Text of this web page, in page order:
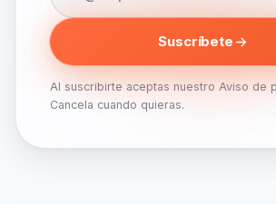
Suscríbete
Al suscribirte aceptas nuestro Aviso de
Cancela cuando quieras.